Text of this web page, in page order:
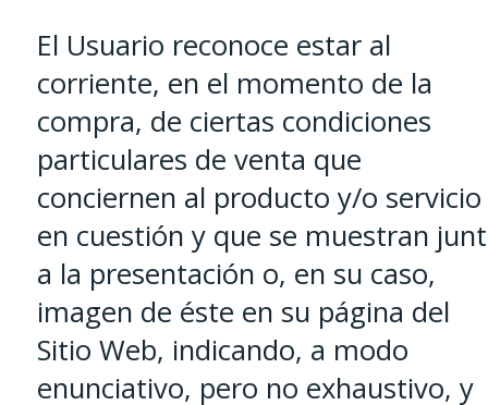
El Usuario reconoce estar al
corriente, en el momento de la
compra, de ciertas condiciones
particulares de venta que
conciernen al producto y/o servicio
en cuestión y que se muestran
a la presentación o, en su caso,
imagen de éste en su página del
Sitio Web, indicando, a modo
enunciativo, pero no exhaustivo, y